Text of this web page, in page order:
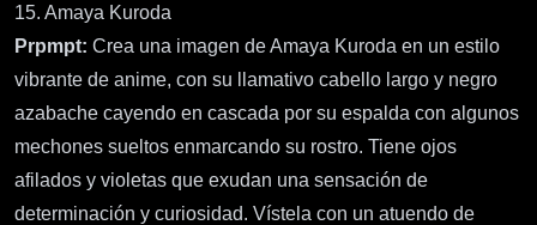
15. Amaya Kuroda
Prpmpt: Crea una imagen de Amaya Kuroda en un estilo
vibrante de anime, con su llamativo cabello largo y negro
azabache cayendo en cascada por su espalda con algunos
mechones sueltos enmarcando su rostro. Tiene ojos
afilados y violetas que exudan una sensación de
determinación y curiosidad. Vístela con un atuendo de